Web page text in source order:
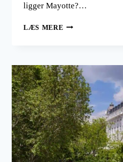
ligger Mayotte?…
LÆS MERE MAYOTTE
LAGUNE
Ø
I
DET
INDISKE
OCEAN